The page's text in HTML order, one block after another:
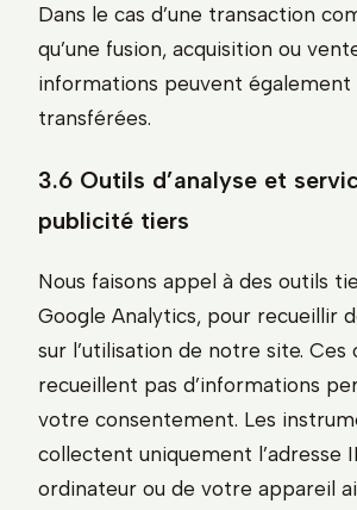
Dans le cas d’une transaction
qu’une fusion, acquisition ou
informations peuvent également
transférées.
3.6 Outils d’analyse et
publicité tiers
Nous faisons appel à des outils
Google Analytics, pour recueillir
sur l’utilisation de notre site. Ces
recueillent pas d’informations
votre consentement. Les
collectent uniquement l’adresse
ordinateur ou de votre appareil